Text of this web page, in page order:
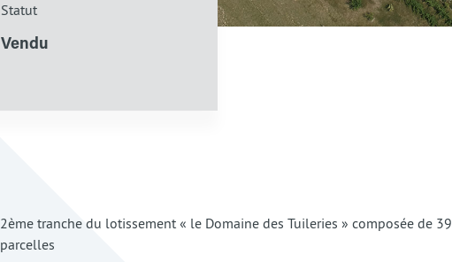
Statut
Vendu
2ème tranche du lotissement « le Domaine des Tuileries » composée de 39
parcelles